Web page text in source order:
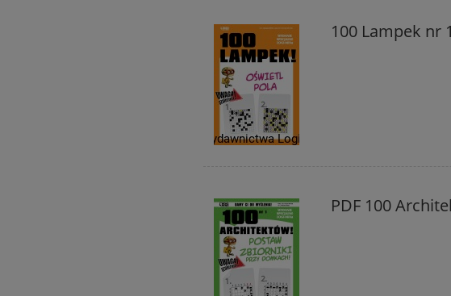
100 Lampek nr 1
PDF 100